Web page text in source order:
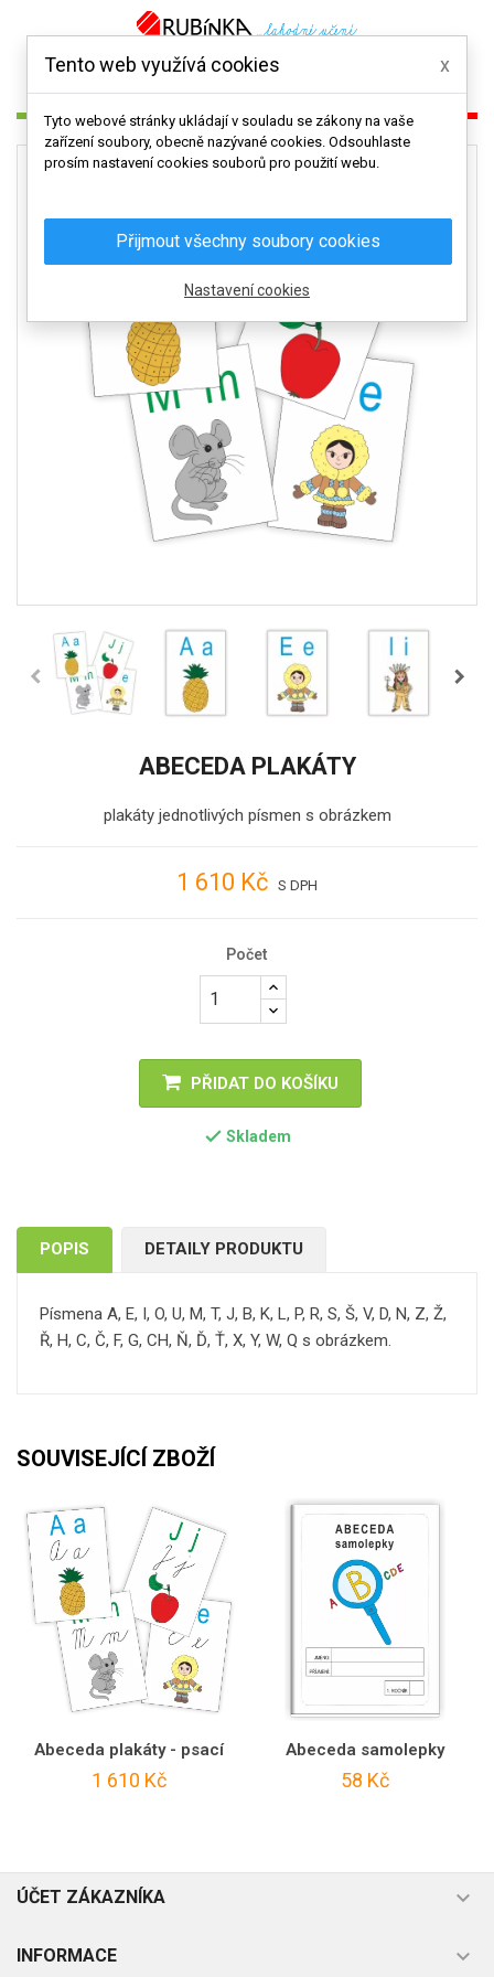
0 
ABECEDA PLAKÁTY
plakáty jednotlivých písmen s obrázkem
1 610 Kč S DPH
Počet
PŘIDAT DO KOŠÍKU
 Skladem
POPIS DETAILY PRODUKTU
Písmena A, E, I, O, U, M, T, J, B, K, L, P, R, S, Š, V, D, N, Z, Ž,
Ř, H, C, Č, F, G, CH, Ň, Ď, Ť, X, Y, W, Q s obrázkem.
SOUVISEJÍCÍ ZBOŽÍ
Abeceda plakáty - psací
1 610 Kč
Abeceda samolepky
58 Kč
ÚČET ZÁKAZNÍKA 
INFORMACE 
Tento web využívá cookies x
Tyto webové stránky ukládají v souladu se zákony na vaše
zařízení soubory, obecně nazývané cookies. Odsouhlaste
prosím nastavení cookies souborů pro použití webu.
Přijmout všechny soubory cookies
Nastavení cookies